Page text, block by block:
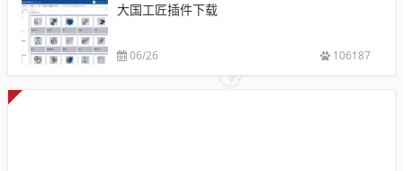
大国工匠插件下载
06/26 106187